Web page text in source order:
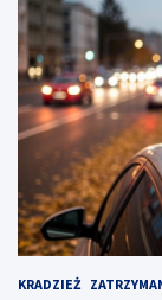
i
e
s
u
s
k
m
KRADZIEŻ